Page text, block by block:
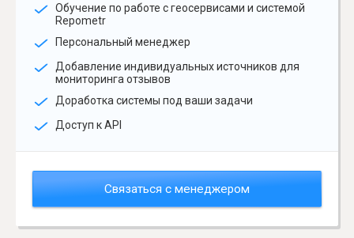
Обучение по работе с геосервисами и системой
Repometr
Персональный менеджер
Добавление индивидуальных источников для
мониторинга отзывов
Доработка системы под ваши задачи
Доступ к API
Связаться с менеджером